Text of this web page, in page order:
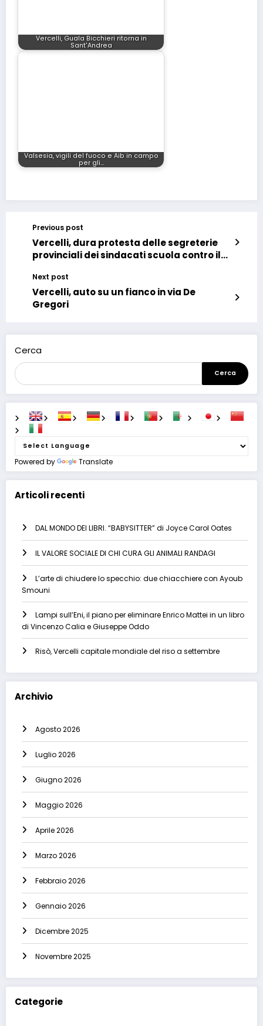
Vercelli, Guala Bicchieri ritorna in
Sant'Andrea
Valsesia, vigili del fuoco e Aib in campo
per gli…
Previous post
Vercelli, dura protesta delle segreterie
provinciali dei sindacati scuola contro il
Next post
Vercelli, auto su un fianco in via De
Gregori
Cerca
Cerca
Powered by Translate
Articoli recenti
DAL MONDO DEI LIBRI. “BABYSITTER” di Joyce Carol Oates
IL VALORE SOCIALE DI CHI CURA GLI ANIMALI RANDAGI
L’arte di chiudere lo specchio: due chiacchiere con Ayoub
Smouni
Lampi sull’Eni, il piano per eliminare Enrico Mattei in un libro
di Vincenzo Calia e Giuseppe Oddo
Risò, Vercelli capitale mondiale del riso a settembre
Archivio
Agosto 2026
Luglio 2026
Giugno 2026
Maggio 2026
Aprile 2026
Marzo 2026
Febbraio 2026
Gennaio 2026
Dicembre 2025
Novembre 2025
Categorie